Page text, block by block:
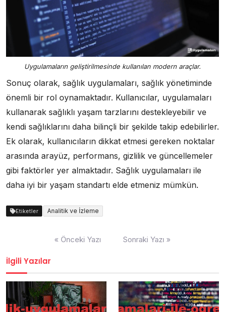
Uygulamaların geliştirilmesinde kullanılan modern araçlar.
Sonuç olarak, sağlık uygulamaları, sağlık yönetiminde
önemli bir rol oynamaktadır. Kullanıcılar, uygulamaları
kullanarak sağlıklı yaşam tarzlarını destekleyebilir ve
kendi sağlıklarını daha bilinçli bir şekilde takip edebilirler.
Ek olarak, kullanıcıların dikkat etmesi gereken noktalar
arasında arayüz, performans, gizlilik ve güncellemeler
gibi faktörler yer almaktadır. Sağlık uygulamaları ile
daha iyi bir yaşam standartı elde etmeniz mümkün.
Etiketler Analitik ve İzleme
« Önceki Yazı Sonraki Yazı »
İlgili Yazılar